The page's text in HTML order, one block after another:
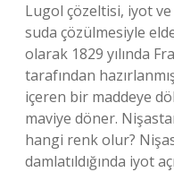
Lugol çözeltisi, iyot
suda çözülmesiyle
olarak 1829 yılında
tarafından
içeren bir maddeye
maviye döner.
hangi renk olur?
damlatıldığında iyot